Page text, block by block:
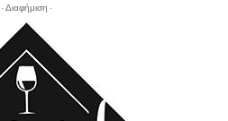
- Διαφήμιση -